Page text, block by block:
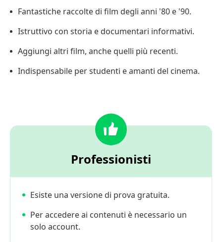
Fantastiche raccolte di film degli anni '80 e '90.
Istruttivo con storia e documentari informativi.
Aggiungi altri film, anche quelli più recenti.
Indispensabile per studenti e amanti del cinema.
Professionisti
Esiste una versione di prova gratuita.
Per accedere ai contenuti è necessario un
solo account.